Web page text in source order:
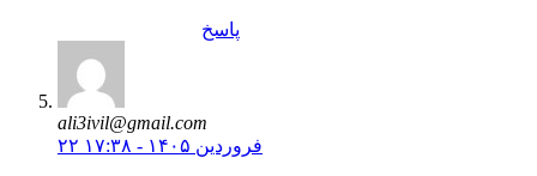
پاسخ
ali3ivil@gmail.com
۲۲ فروردین ۱۴۰۵ - ۱۷:۳۸